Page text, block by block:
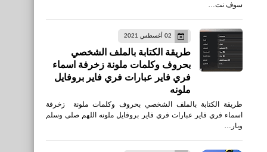
سوف نت…
02 أغسطس 2021
طريقة الكتابة بالملف الشخصي
بحروف وكلمات ملونة زخرفة اسماء
فري فاير عبارات فري فاير بروفايل
ملونه
طريقة الكتابة بالملف الشخصي بحروف وكلمات ملونة زخرفة
اسماء فري فاير عبارات فري فاير بروفايل ملونه اللهم صلى وسلم
وبار…